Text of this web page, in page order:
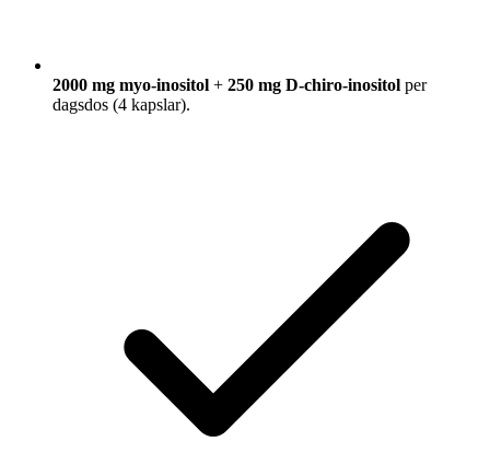
2000 mg myo-inositol + 250 mg D-chiro-inositol per
dagsdos (4 kapslar).